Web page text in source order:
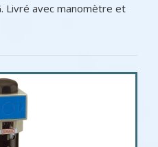
Livré avec manomètre et